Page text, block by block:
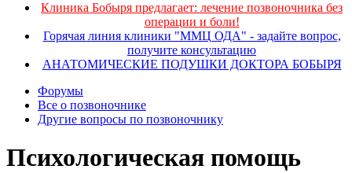
Клиника Бобыря предлагает: лечение позвоночника без
операции и боли!
Горячая линия клиники "ММЦ ОДА" - задайте вопрос,
получите консультацию
АНАТОМИЧЕСКИЕ ПОДУШКИ ДОКТОРА БОБЫРЯ
Форумы
Все о позвоночнике
Другие вопросы по позвоночнику
Психологическая помощь